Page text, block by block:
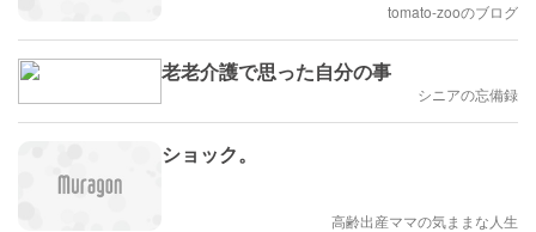
tomato-zooのブログ
老老介護で思った自分の事
シニアの忘備録
ショック。
高齢出産ママの気ままな人生